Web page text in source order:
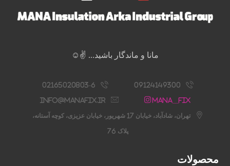
مانا و ماندگار باشید... ✌️☺️
09124149300
02165020803-6
Mana__fix
info@manafix.ir
تهران، شادآباد، خیابان 17 شهریور، خیابان عزیزی، کوچه آستانه،
پلاک 76
محصولات